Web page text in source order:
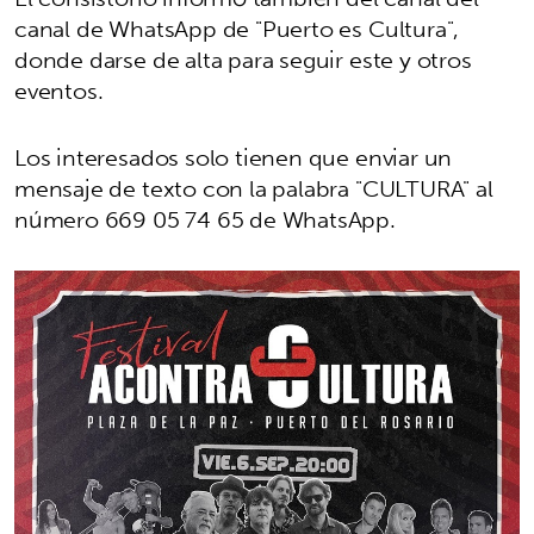
canal de WhatsApp de "Puerto es Cultura",
donde darse de alta para seguir este y otros
eventos.
Los interesados solo tienen que enviar un
mensaje de texto con la palabra "CULTURA" al
número 669 05 74 65 de WhatsApp.